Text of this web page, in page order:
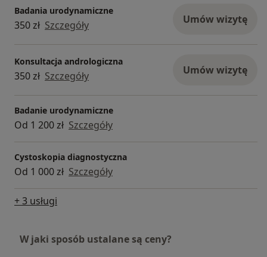
Badania urodynamiczne
350 zł Szczegóły Umów wizytę
Konsultacja andrologiczna
350 zł Szczegóły Umów wizytę
Badanie urodynamiczne
Od 1 200 zł Szczegóły
Cystoskopia diagnostyczna
Od 1 000 zł Szczegóły
+ 3 usługi
W jaki sposób ustalane są ceny?